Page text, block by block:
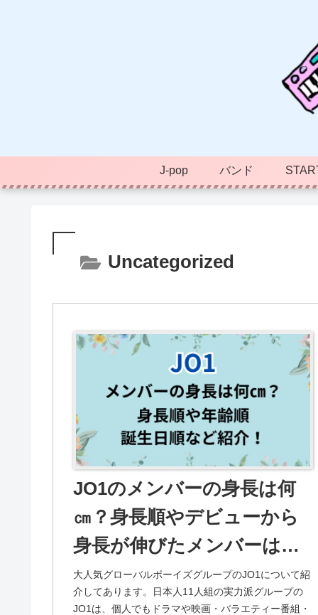
J-pop バンド
Uncategorized
JO1のメンバーの身長は何
㎝？身長順やデビューから
身長が伸びたメンバーは・
年齢順・誕生日順など紹
介！
大人気グローバルボーイズグループのJO1について紹
介してあります。日本人11人組の実力派グループの
JO1は、個人でもドラマや映画・バラエティー番組・